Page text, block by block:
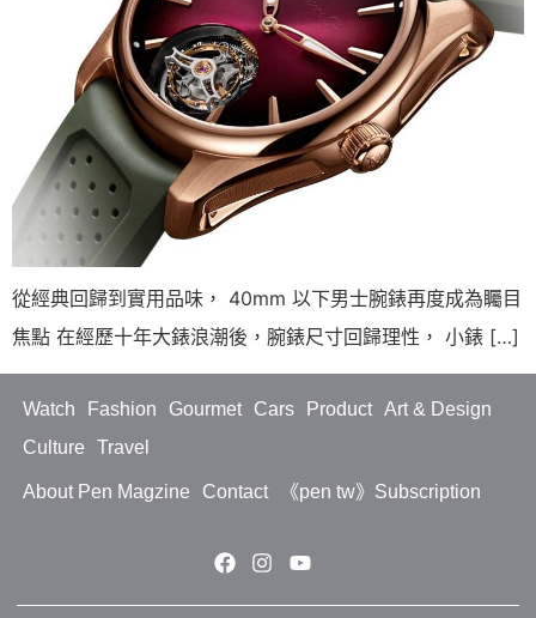
從經典回歸到實用品味， 40mm 以下男士腕錶再度成為矚目
焦點 在經歷十年大錶浪潮後，腕錶尺寸回歸理性， 小錶 […]
Watch Fashion Gourmet Cars Product
Art & Design
Culture
Travel
About Pen Magzine Contact 《pen tw》Subscription